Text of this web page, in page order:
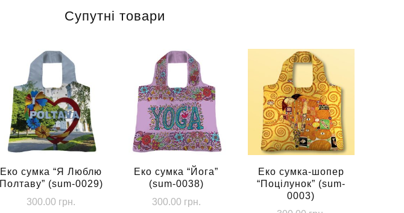
Супутні товари
Еко сумка “Я Люблю
Полтаву” (sum-0029)
300.00 грн.
Еко сумка “Йога”
(sum-0038)
300.00 грн.
Еко сумка-шопер
“Поцілунок” (sum-
0003)